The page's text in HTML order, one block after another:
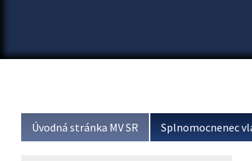
Úvodná stránka MV SR Splnomocnenec